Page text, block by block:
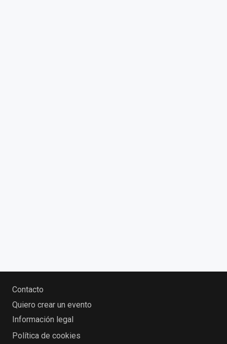
Contacto
Quiero crear un evento
Información legal
Política de cookies